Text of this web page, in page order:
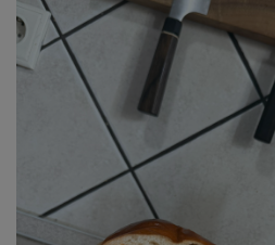
Sos Salsa
Merch
Bere artizanala
Ardei iuti murati
Ciocolata artizanala
Ulei de masline
Ardei iute uscat